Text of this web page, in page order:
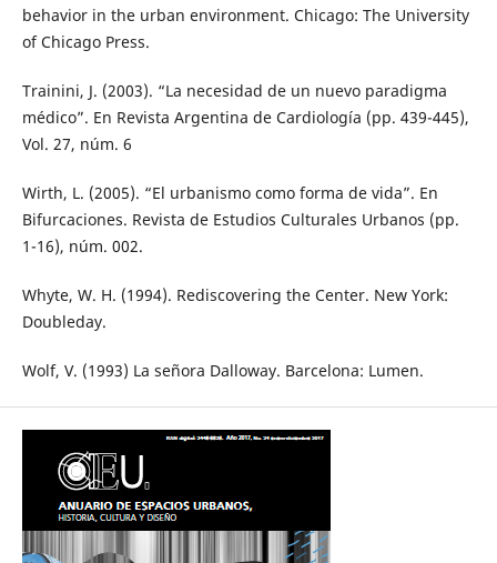
behavior in the urban environment. Chicago: The University
of Chicago Press.
Trainini, J. (2003). “La necesidad de un nuevo paradigma
médico”. En Revista Argentina de Cardiología (pp. 439-445),
Vol. 27, núm. 6
Wirth, L. (2005). “El urbanismo como forma de vida”. En
Bifurcaciones. Revista de Estudios Culturales Urbanos (pp.
1-16), núm. 002.
Whyte, W. H. (1994). Rediscovering the Center. New York:
Doubleday.
Wolf, V. (1993) La señora Dalloway. Barcelona: Lumen.